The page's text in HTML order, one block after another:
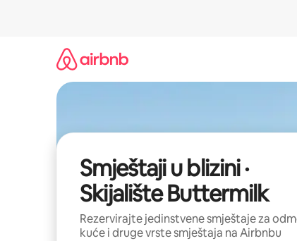
Smještaji u blizini ·
Skijalište Buttermilk
Rezervirajte jedinstvene smještaje za
kuće i druge vrste smještaja na Airbnbu